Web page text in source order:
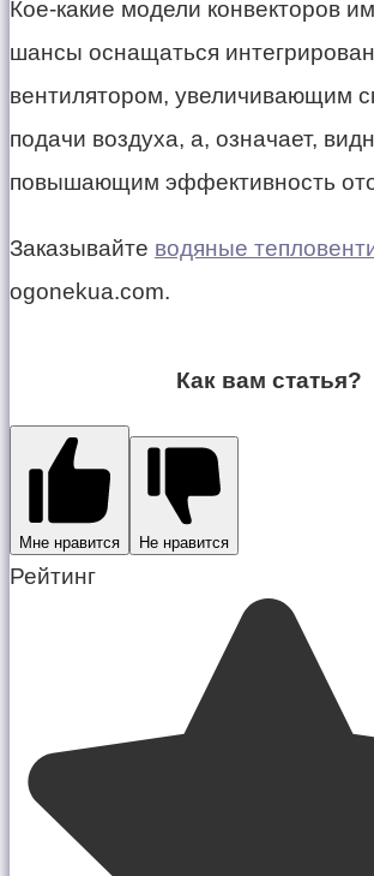
Кое-какие модели конвекторов
шансы оснащаться
вентилятором, увеличивающим
подачи воздуха, а, означает,
повышающим эффективность
Заказывайте водяные
ogonekua.com.
Как вам статья?
Мне нравится Не нравится
Рейтинг